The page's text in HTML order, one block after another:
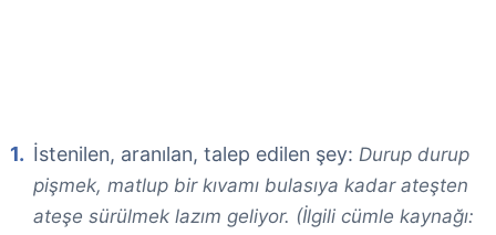
İstenilen, aranılan, talep edilen şey: Durup durup
pişmek, matlup bir kıvamı bulasıya kadar ateşten
ateşe sürülmek lazım geliyor. (İlgili cümle kaynağı: